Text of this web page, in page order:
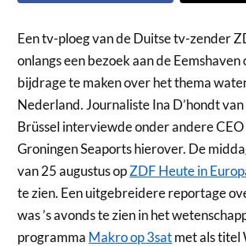
Een tv-ploeg van de Duitse tv-zender
onlangs een bezoek aan de Eemshaven
bijdrage te maken over het thema
Nederland. Journaliste Ina D’hondt
Brüssel interviewde onder andere
Groningen Seaports hierover. De
van 25 augustus opZDF Heute in
te zien. Een uitgebreidere reportage
was ’s avonds te zien in het
programma Makro op 3satmet als titel